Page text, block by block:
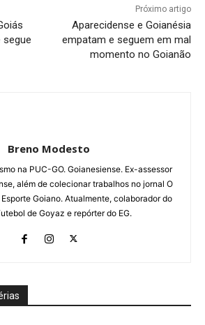
segue
Próximo artigo
Aparecidense e Goianésia
empatam e seguem em mal
momento no Goianão
Breno Modesto
na PUC-GO. Goianesiense. Ex-assessor
além de colecionar trabalhos no jornal O
Goiano. Atualmente, colaborador do
de Goyaz e repórter do EG.